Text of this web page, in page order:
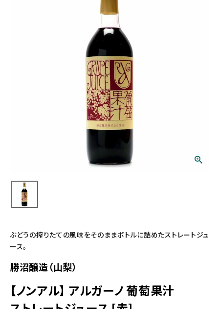
ぶどうの搾りたての風味をそのままボトルに詰めたストレートジュ
ース。
勝沼醸造（山梨）
【ノンアル】 アルガーノ 葡萄果汁